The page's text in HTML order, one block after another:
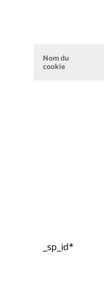
Nom du
cookie
_sp_id*